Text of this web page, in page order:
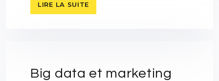
LIRE LA SUITE
Big data et marketing